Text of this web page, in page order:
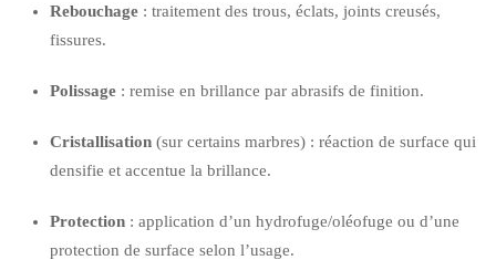
Rebouchage : traitement des trous, éclats, joints creusés,
fissures.
Polissage : remise en brillance par abrasifs de finition.
Cristallisation (sur certains marbres) : réaction de surface qui
densifie et accentue la brillance.
Protection : application d’un hydrofuge/oléofuge ou d’une
protection de surface selon l’usage.